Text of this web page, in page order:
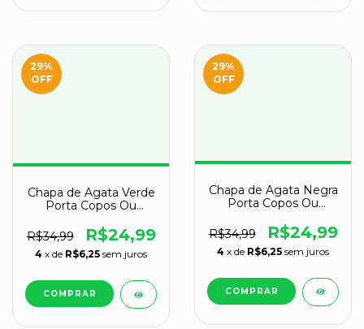
29%
OFF
Chapa de Agata Verde
Porta Copos Ou
R$34,99
R$24,99
4 x de R$6,25 sem juros
29%
OFF
Chapa de Agata Negra
Porta Copos Ou
R$34,99
R$24,99
4 x de R$6,25 sem juros